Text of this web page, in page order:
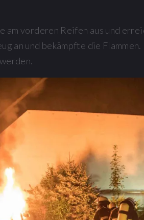
am vorderen Reifen aus und
an und bekämpfte die